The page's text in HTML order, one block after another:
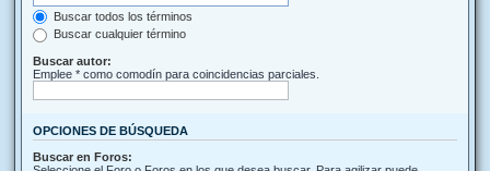
Buscar todos los términos
Buscar cualquier término
Buscar autor:
Emplee * como comodín para coincidencias parciales.
OPCIONES DE BÚSQUEDA
Buscar en Foros: